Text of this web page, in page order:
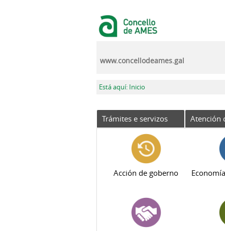
www.concellodeames.gal
Vostede está aquí
Está aquí: Inicio
Trámites e servizos Atención
Acción de goberno